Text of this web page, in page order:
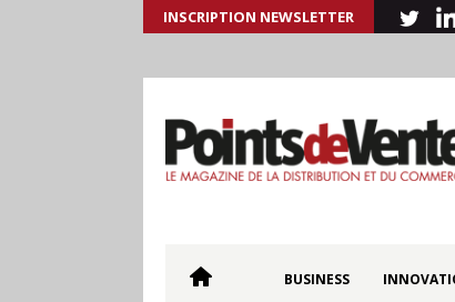
INSCRIPTION NEWSLETTER
BUSINESS